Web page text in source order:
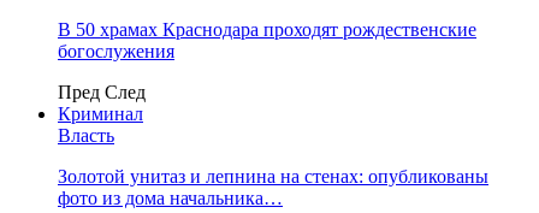
В 50 храмах Краснодара проходят рождественские
богослужения
Пред След
Криминал
Власть
​Золотой унитаз и лепнина на стенах: опубликованы
фото из дома начальника…